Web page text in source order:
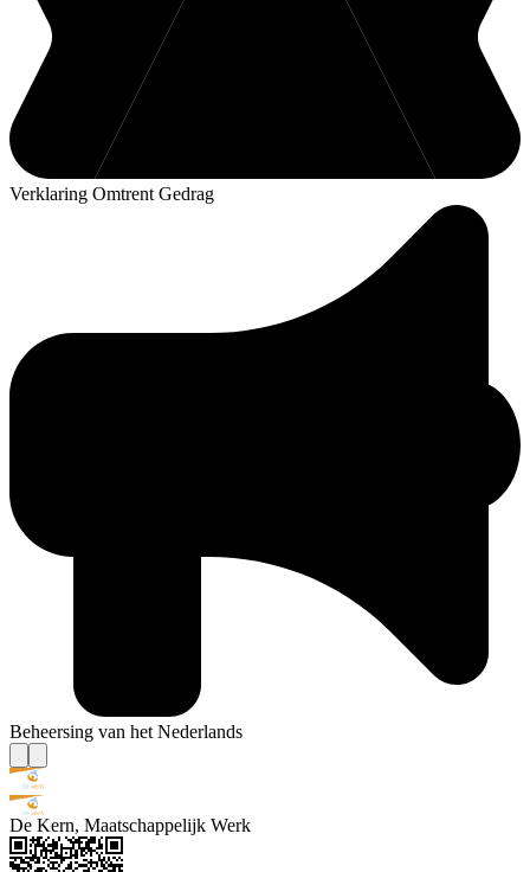
Verklaring Omtrent Gedrag
Beheersing van het Nederlands
De Kern, Maatschappelijk Werk